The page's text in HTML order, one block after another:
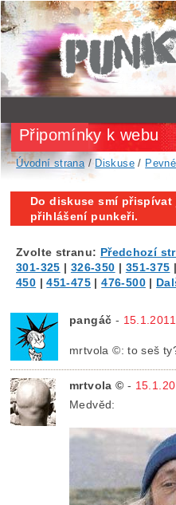
Připomínky k webu
Úvodní strana/ Diskuse /
Do diskuse smí
přihlášení punkeři.
Zvolte stranu: Předchozí
301-325 | 326-350 | 351-375 |
450 |451-475 |476-500|
pangáč -
mrtvola ©: to seš
mrtvola © -
Medvěd: